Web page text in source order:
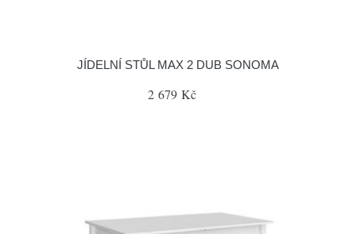
JÍDELNÍ STŮL MAX 2 DUB SONOMA
2 679 Kč